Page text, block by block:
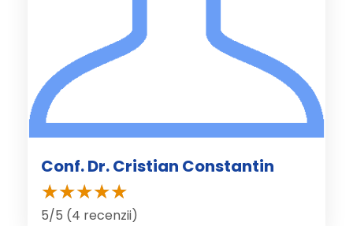
Conf. Dr. Cristian Constantin
5/5 (4 recenzii)